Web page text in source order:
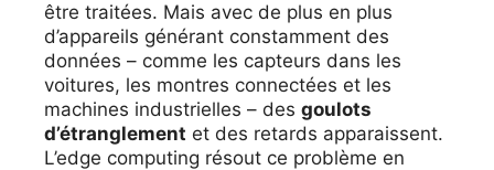
être traitées. Mais avec de plus en plus
d’appareils générant constamment des
données – comme les capteurs dans les
voitures, les montres connectées et les
machines industrielles – des goulots
d’étranglement et des retards apparaissent.
L’edge computing résout ce problème en